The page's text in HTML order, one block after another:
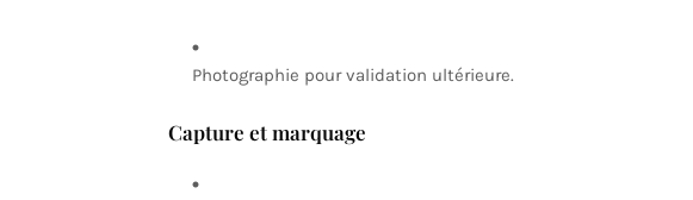
Photographie pour validation ultérieure.
Capture et marquage